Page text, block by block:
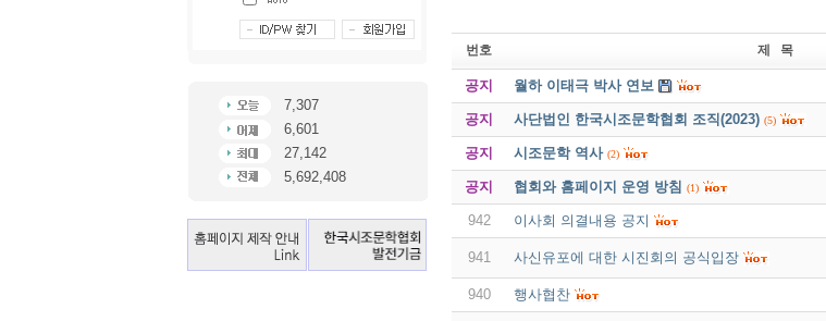
7,307
6,601
27,142
5,692,408
번호 제 목
공지 월하 이태극 박사 연보
공지 사단법인 한국시조문학협회 조직(2023) (5)
공지 시조문학 역사 (2)
공지 협회와 홈페이지 운영 방침 (1)
942 이사회 의결내용 공지
941 사신유포에 대한 시진회의 공식입장
940 행사협찬